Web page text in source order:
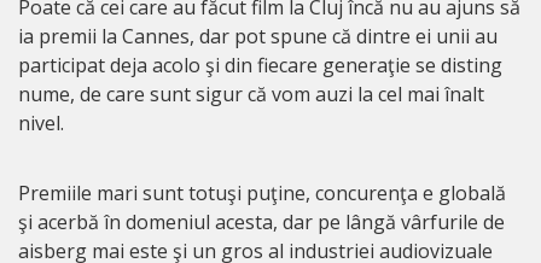
Poate că cei care au făcut film la Cluj încă nu au ajuns să
ia premii la Cannes, dar pot spune că dintre ei unii au
participat deja acolo şi din fiecare generaţie se disting
nume, de care sunt sigur că vom auzi la cel mai înalt
nivel.
Premiile mari sunt totuşi puţine, concurenţa e globală
şi acerbă în domeniul acesta, dar pe lângă vârfurile de
aisberg mai este şi un gros al industriei audiovizuale